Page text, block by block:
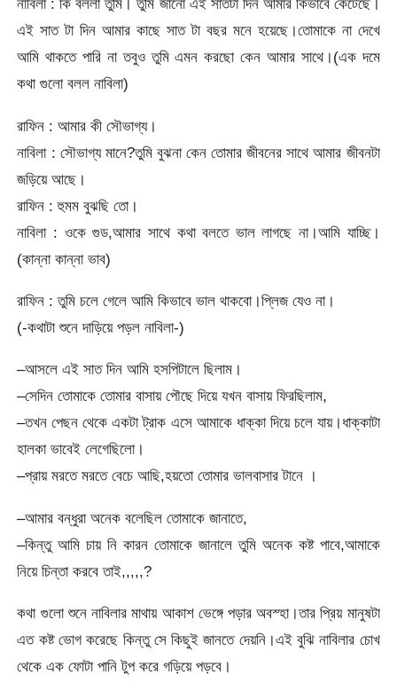
নাবিলা : কি বললা তুমি। তুমি জানো এই সাতটা দিন আমার কিভাবে কেটেছে।
এই সাত টা দিন আমার কাছে সাত টা বছর মনে হয়েছে।তোমাকে না দেখে
আমি থাকতে পারি না তবুও তুমি এমন করছো কেন আমার সাথে।(এক দমে
কথা গুলো বলল নাবিলা)
রাফিন : আমার কী সৌভাগ্য।
নাবিলা : সৌভাগ্য মানে?তুমি বুঝনা কেন তোমার জীবনের সাথে আমার জীবনটা
জড়িয়ে আছে।
রাফিন : হুমম বুঝছি তো।
নাবিলা : ওকে গুড,আমার সাথে কথা বলতে ভাল লাগছে না।আমি যাচ্ছি।
(কান্না কান্না ভাব)
রাফিন : তুমি চলে গেলে আমি কিভাবে ভাল থাকবো।প্লিজ যেও না।
(-কথাটা শুনে দাড়িয়ে পড়ল নাবিলা-)
–আসলে এই সাত দিন আমি হসপিটালে ছিলাম।
–সেদিন তোমাকে তোমার বাসায় পৌছে দিয়ে যখন বাসায় ফিরছিলাম,
–তখন পেছন থেকে একটা ট্রাক এসে আমাকে ধাক্কা দিয়ে চলে যায়।ধাক্কাটা
হালকা ভাবেই লেগেছিলো।
–প্রায় মরতে মরতে বেচে আছি,হয়তো তোমার ভালবাসার টানে ।
–আমার বন্ধুরা অনেক বলেছিল তোমাকে জানাতে,
–কিন্তু আমি চায় নি কারন তোমাকে জানালে তুমি অনেক কষ্ট পাবে,আমাকে
নিয়ে চিন্তা করবে তাই,,,,,?
কথা গুলো শুনে নাবিলার মাথায় আকাশ ভেঙ্গে পড়ার অবস্হা।তার প্রিয় মানুষটা
এত কষ্ট ভোগ করেছে কিন্তু সে কিছুই জানতে দেয়নি।এই বুঝি নাবিলার চোখ
থেকে এক ফোটা পানি টুপ করে গড়িয়ে পড়বে।